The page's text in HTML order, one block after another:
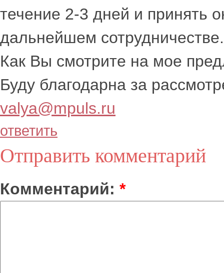
течение 2-3 дней и принять
дальнейшем сотрудничестве.
Как Вы смотрите на мое
Буду благодарна за
valya@mpuls.ru
ответить
Отправить комментарий
Комментарий: *